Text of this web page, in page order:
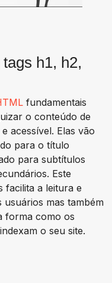
h1, h2,
fundamentais
o conteúdo de
acessível. Elas vão
para o título
para subtítulos
Este
facilita a leitura e
mas também
forma como os
o seu site.